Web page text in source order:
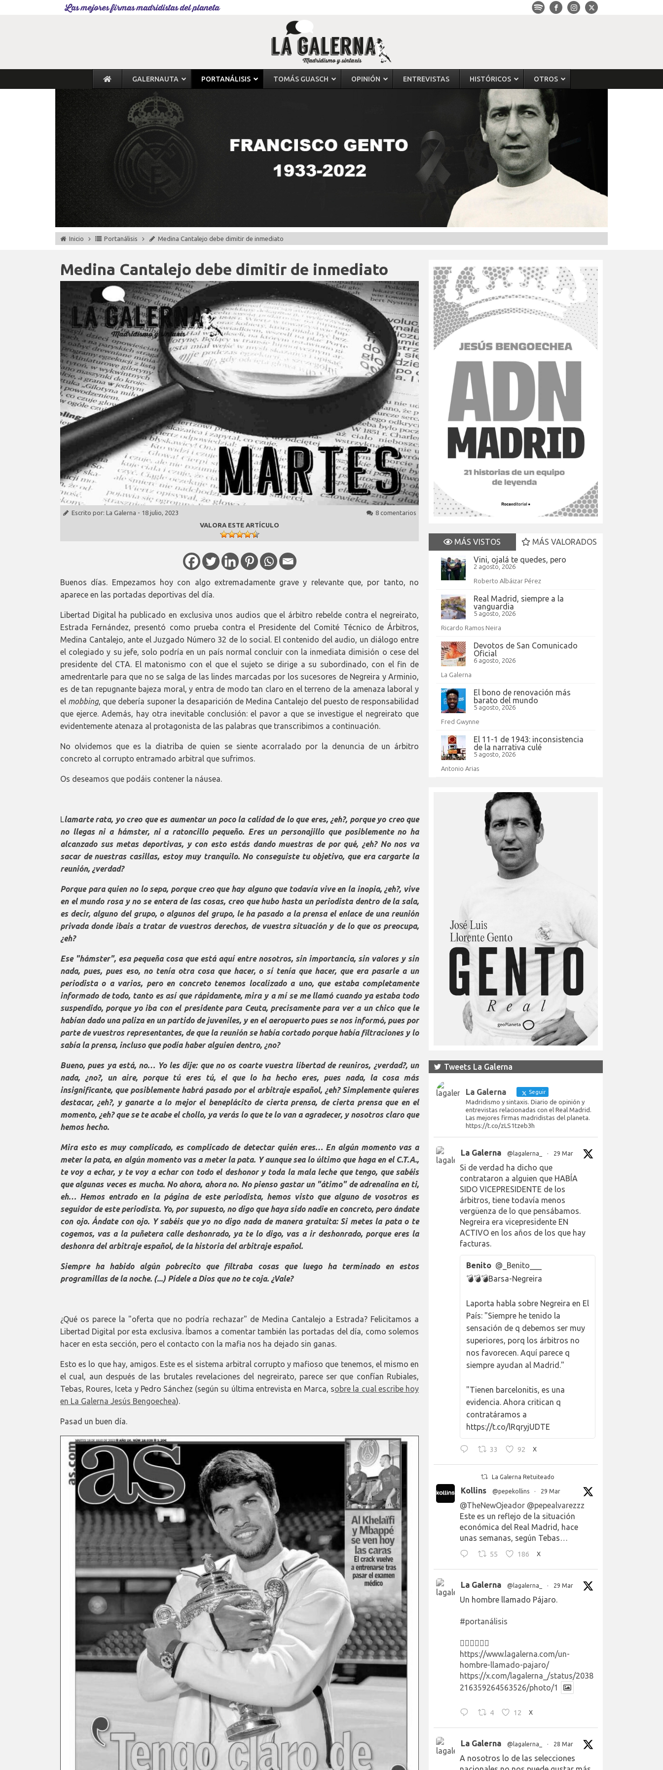
Las mejores firmas madridistas del planeta
GALERNAUTA PORTANÁLISIS TOMÁS GUASCH OPINIÓN ENTREVISTAS HISTÓRICOS OTROS
Inicio Portanálisis Medina Cantalejo debe dimitir de inmediato
Medina Cantalejo debe dimitir de inmediato
Escrito por: La Galerna - 18 julio, 2023
8 comentarios
VALORA ESTE ARTÍCULO
Buenos días. Empezamos hoy con algo extremadamente grave y relevante que, por tanto, no
aparece en las portadas deportivas del día.
Libertad Digital ha publicado en exclusiva unos audios que el árbitro rebelde contra el negreirato,
Estrada Fernández, presentó como prueba contra el Presidente del Comité Técnico de Árbitros,
Medina Cantalejo, ante el Juzgado Número 32 de lo social. El contenido del audio, un diálogo entre
el colegiado y su jefe, solo podría en un país normal concluir con la inmediata dimisión o cese del
presidente del CTA. El matonismo con el que el sujeto se dirige a su subordinado, con el fin de
amedrentarle para que no se salga de las lindes marcadas por los sucesores de Negreira y Arminio,
es de tan repugnante bajeza moral, y entra de modo tan claro en el terreno de la amenaza laboral y
el mobbing, que debería suponer la desaparición de Medina Cantalejo del puesto de responsabilidad
que ejerce. Además, hay otra inevitable conclusión: el pavor a que se investigue el negreirato que
evidentemente atenaza al protagonista de las palabras que transcribimos a continuación.
No olvidemos que es la diatriba de quien se siente acorralado por la denuncia de un árbitro
concreto al corrupto entramado arbitral que sufrimos.
Os deseamos que podáis contener la náusea.
Llamarte rata, yo creo que es aumentar un poco la calidad de lo que eres, ¿eh?, porque yo creo que
no llegas ni a hámster, ni a ratoncillo pequeño. Eres un personajillo que posiblemente no ha
alcanzado sus metas deportivas, y con esto estás dando muestras de por qué, ¿eh? No nos va
sacar de nuestras casillas, estoy muy tranquilo. No conseguiste tu objetivo, que era cargarte la
reunión, ¿verdad?
Porque para quien no lo sepa, porque creo que hay alguno que todavía vive en la inopia, ¿eh?, vive
en el mundo rosa y no se entera de las cosas, creo que hubo hasta un periodista dentro de la sala,
es decir, alguno del grupo, o algunos del grupo, le ha pasado a la prensa el enlace de una reunión
privada donde ibais a tratar de vuestros derechos, de vuestra situación y de lo que os preocupa,
¿eh?
Ese "hámster", esa pequeña cosa que está aquí entre nosotros, sin importancia, sin valores y sin
nada, pues, pues eso, no tenía otra cosa que hacer, o sí tenía que hacer, que era pasarle a un
periodista o a varios, pero en concreto tenemos localizado a uno, que estaba completamente
informado de todo, tanto es así que rápidamente, mira y a mí se me llamó cuando ya estaba todo
suspendido, porque yo iba con el presidente para Ceuta, precisamente para ver a un chico que le
habían dado una paliza en un partido de juveniles, y en el aeropuerto pues se nos informó, pues por
parte de vuestros representantes, de que la reunión se había cortado porque había filtraciones y lo
sabía la prensa, incluso que podía haber alguien dentro, ¿no?
Bueno, pues ya está, no… Yo les dije: que no os coarte vuestra libertad de reuniros, ¿verdad?, un
nada, ¿no?, un aire, porque tú eres tú, el que lo ha hecho eres, pues nada, la cosa más
insignificante, que posiblemente habrá pasado por el arbitraje español, ¿eh? Simplemente quieres
destacar, ¿eh?, y ganarte a lo mejor el beneplácito de cierta prensa, de cierta prensa que en el
momento, ¿eh? que se te acabe el chollo, ya verás lo que te lo van a agradecer, y nosotros claro que
hemos hecho.
Mira esto es muy complicado, es complicado de detectar quién eres… En algún momento vas a
meter la pata, en algún momento vas a meter la pata. Y aunque sea lo último que haga en el C.T.A.,
te voy a echar, y te voy a echar con todo el deshonor y toda la mala leche que tengo, que sabéis
que algunas veces es mucha. No ahora, ahora no. No pienso gastar un "átimo" de adrenalina en ti,
eh… Hemos entrado en la página de este periodista, hemos visto que alguno de vosotros es
seguidor de este periodista. Yo, por supuesto, no digo que haya sido nadie en concreto, pero ándate
con ojo. Ándate con ojo. Y sabéis que yo no digo nada de manera gratuita: Si metes la pata o te
cogemos, vas a la puñetera calle deshonrado, ya te lo digo, vas a ir deshonrado, porque eres la
deshonra del arbitraje español, de la historia del arbitraje español.
Siempre ha habido algún pobrecito que filtraba cosas que luego ha terminado en estos
programillas de la noche. (...) Pídele a Dios que no te coja. ¿Vale?
¿Qué os parece la "oferta que no podría rechazar" de Medina Cantalejo a Estrada? Felicitamos a
Libertad Digital por esta exclusiva. Íbamos a comentar también las portadas del día, como solemos
hacer en esta sección, pero el contacto con la mafia nos ha dejado sin ganas.
Esto es lo que hay, amigos. Este es el sistema arbitral corrupto y mafioso que tenemos, el mismo en
el cual, aun después de las brutales revelaciones del negreirato, parece ser que confían Rubiales,
Tebas, Roures, Iceta y Pedro Sánchez (según su última entrevista en Marca, sobre la cual escribe hoy
en La Galerna Jesús Bengoechea).
Pasad un buen día.
MÁS VISTOS
MÁS VALORADOS
Vini, ojalá te quedes, pero
2 agosto, 2026
Roberto Albáizar Pérez
Real Madrid, siempre a la
vanguardia
5 agosto, 2026
Ricardo Ramos Neira
Devotos de San Comunicado
Oficial
6 agosto, 2026
La Galerna
El bono de renovación más
barato del mundo
5 agosto, 2026
Fred Gwynne
El 11-1 de 1943: inconsistencia
de la narrativa culé
5 agosto, 2026
Antonio Arias
Tweets La Galerna
La Galerna Seguir
Madridismo y sintaxis. Diario de opinión y
entrevistas relacionadas con el Real Madrid.
Las mejores firmas madridistas del planeta.
https://t.co/zLS1tzeb3h
La Galerna @lagalerna_ · 29 Mar
Si de verdad ha dicho que
contrataron a alguien que HABÍA
SIDO VICEPRESIDENTE de los
árbitros, tiene todavía menos
vergüenza de lo que pensábamos.
Negreira era vicepresidente EN
ACTIVO en los años de los que hay
facturas.
Benito @_Benito___
💣💣💣Barsa-Negreira
Laporta habla sobre Negreira en El
País: "Siempre he tenido la
sensación de q debemos ser muy
superiores, porq los árbitros no
nos favorecen. Aquí parece q
siempre ayudan al Madrid."
"Tienen barcelonitis, es una
evidencia. Ahora critican q
contratáramos a
https://t.co/lRqryjUDTE
33 92 X
La Galerna Retuiteado
Kollins @pepekollins · 29 Mar
@TheNewOjeador @pepealvarezzz
Este es un reflejo de la situación
económica del Real Madrid, hace
unas semanas, según Tebas…
55 186 X
La Galerna @lagalerna_ · 29 Mar
Un hombre llamado Pájaro.
#portanálisis
👉🏻👉🏻👉🏻
https://www.lagalerna.com/un-
hombre-llamado-pajaro/
https://x.com/lagalerna_/status/2038
216359264563526/photo/1
4 12 X
La Galerna @lagalerna_ · 28 Mar
A nosotros lo de las selecciones